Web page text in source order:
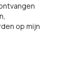
op mijn